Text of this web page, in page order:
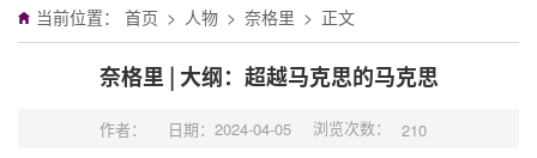
当前位置： 首页 > 人物 > 奈格里 > 正文
奈格里 | 大纲：超越马克思的马克思
作者： 日期：2024-04-05 浏览次数： 210